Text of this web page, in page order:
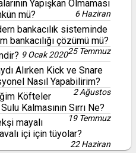
Yapışkan Olmaması
mü?
6 Haziran
bankacılık sisteminde
bankacılığı çözümü mü?
25 Temmuz
9 Ocak 2020
Alırken Kick ve Snare
Nasıl Yapabilirim?
2 Ağustos
Köfteler
Kalmasının Sırrı Ne?
19 Temmuz
mayalı
içi için tüyolar?
22 Haziran